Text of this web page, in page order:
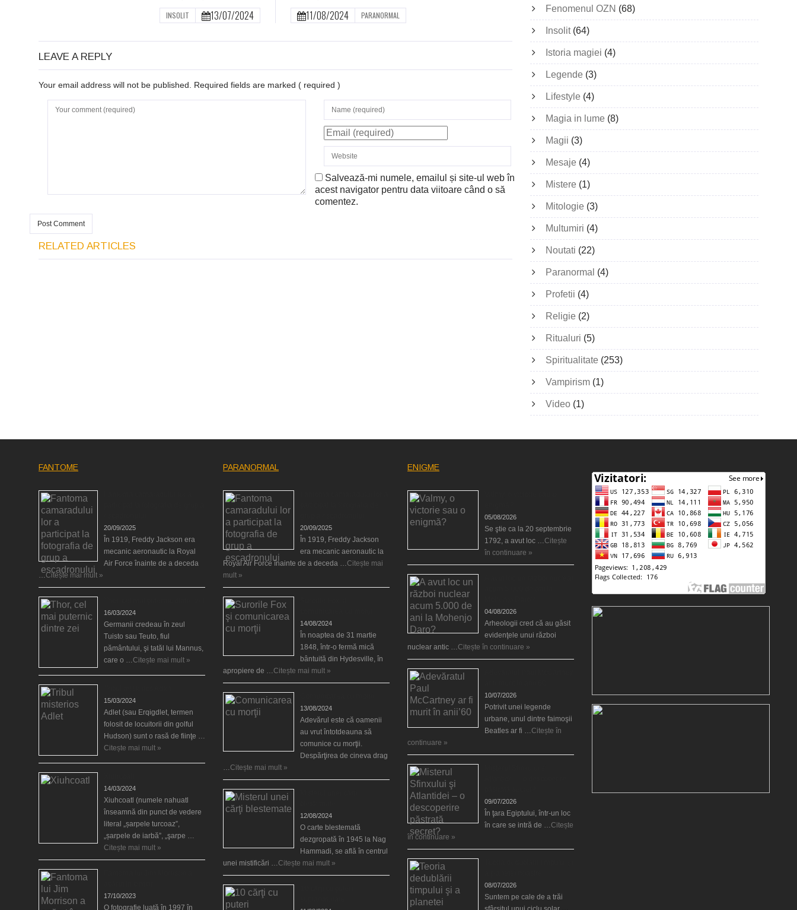
13/07/2024
INSOLIT 11/08/2024 PARANORMAL
LEAVE A REPLY
Your email address will not be published. Required fields are marked ( required )
Salvează-mi numele, emailul și site-ul web în
acest navigator pentru data viitoare când o să
comentez.
RELATED ARTICLES
Fenomenul OZN (68)
Insolit(64)
Istoria magiei (4)
Legende (3)
Lifestyle (4)
Magia in lume (8)
Magii (3)
Mesaje (4)
Mistere (1)
Mitologie (3)
Multumiri (4)
Noutati (22)
Paranormal (4)
Profetii (4)
Religie (2)
Ritualuri (5)
Spiritualitate (253)
Vampirism (1)
Video (1)
FANTOME
20/09/2025
În 1919, Freddy Jackson era
mecanic aeronautic la Royal
Air Force înainte de a deceda
…Citește mai mult »
16/03/2024
Germanii credeau în zeul
Tuisto sau Teuto, fiul
pământului, şi tatăl lui Mannus,
care o …Citește mai mult »
15/03/2024
Adlet (sau Erqigdlet, termen
folosit de locuitorii din golful
Hudson) sunt o rasă de fiinţe …
Citește mai mult »
14/03/2024
Xiuhcoatl (numele nahuatl
înseamnă din punct de vedere
literal „șarpele turcoaz”,
„șarpele de iarbă”, „şarpe …
Citește mai mult »
17/10/2023
O fotografie luată în 1997 în
PARANORMAL
20/09/2025
În 1919, Freddy Jackson
era mecanic aeronautic la
Royal Air Force înainte de a deceda …Citește mai
mult »
14/08/2024
În noaptea de 31 martie
1848, într-o fermă mică
bântuită din Hydesville, în
apropiere de …Citește mai mult »
13/08/2024
Adevărul este că oamenii
au vrut întotdeauna să
comunice cu morţii.
Despărţirea de cineva drag
…Citește mai mult »
12/08/2024
O carte blestemată
dezgropată în 1945 la Nag
Hammadi, se află în centrul
unei mistificări …Citește mai mult »
ENIGME
05/08/2026
Se ştie ca la 20 septembrie
1792, a avut loc …Citește
în continuare »
04/08/2026
Arheologii cred că au găsit
evidenţele unui război
nuclear antic …Citește în continuare »
10/07/2026
Potrivit unei legende
urbane, unul dintre faimoşii
Beatles ar fi …Citește în
continuare »
09/07/2026
În ţara Egiptului, într-un loc
în care se intră de …Citește
în continuare »
08/07/2026
Suntem pe cale de a trăi